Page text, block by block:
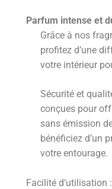
Parfum intense et
Grâce à nos
profitez d’une
votre intérieur
Sécurité et
conçues pour
sans émission
bénéficiez d’un
votre entourage.
Facilité d’utilisation